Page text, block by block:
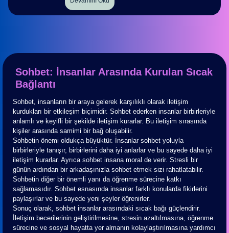
Sohbet: İnsanlar Arasında Kurulan Sıcak
Bağlantı
Sohbet, insanların bir araya gelerek karşılıklı olarak iletişim
kurdukları bir etkileşim biçimidir. Sohbet ederken insanlar birbirleriyle
anlamlı ve keyifli bir şekilde iletişim kurarlar. Bu iletişim sırasında
kişiler arasında samimi bir bağ oluşabilir.
Sohbetin önemi oldukça büyüktür. İnsanlar sohbet yoluyla
birbirleriyle tanışır, birbirlerini daha iyi anlarlar ve bu sayede daha iyi
iletişim kurarlar. Ayrıca sohbet insana moral de verir. Stresli bir
günün ardından bir arkadaşınızla sohbet etmek sizi rahatlatabilir.
Sohbetin diğer bir önemli yanı da öğrenme sürecine katkı
sağlamasıdır. Sohbet esnasında insanlar farklı konularda fikirlerini
paylaşırlar ve bu sayede yeni şeyler öğrenirler.
Sonuç olarak, sohbet insanlar arasındaki sıcak bağı güçlendirir.
İletişim becerilerinin geliştirilmesine, stresin azaltılmasına, öğrenme
sürecine ve sosyal hayatta yer almanın kolaylaştırılmasına yardımcı